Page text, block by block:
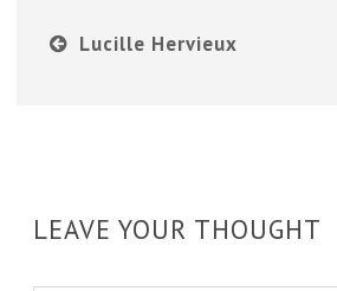
Lucille Hervieux
LEAVE YOUR THOUGHT